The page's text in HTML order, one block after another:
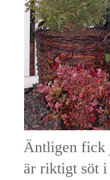
Äntligen fick
är riktigt söt